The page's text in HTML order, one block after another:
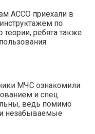
АССО приехали в
по
ребята также
МЧС ознакомили
и спец.
ведь помимо
незабываемые